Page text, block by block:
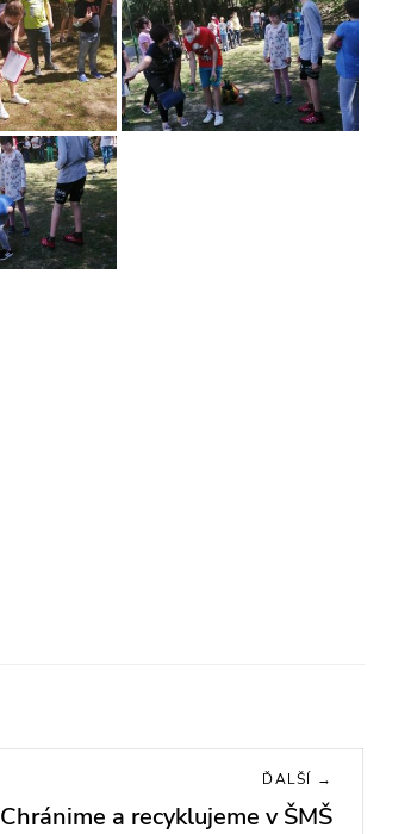
ĎALŠÍ →
Next
Chránime a recyklujeme v ŠMŠ